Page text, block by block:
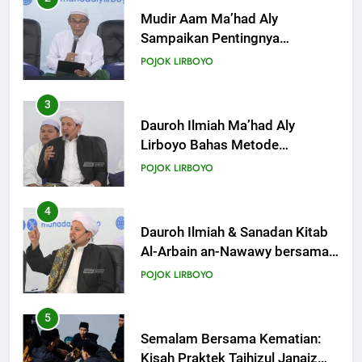
Mudir Aam Ma’had Aly
Sampaikan Pentingnya
Mempelajari Ilmu Hadis Dalam
POJOK LIRBOYO
3
Dauroh Ilmiah Ma’had Aly
Lirboyo Bahas Metode
Ahlusunnah dalam
POJOK LIRBOYO
4
Dauroh Ilmiah & Sanadan Kitab
Al-Arbain an-Nawawy bersama
As-Syaikh Dr. Yasir Al-Adny
POJOK LIRBOYO
5
Semalam Bersama Kematian:
Kisah Praktek Tajhizul Janaiz